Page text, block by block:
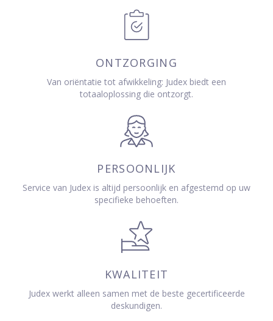
ONTZORGING
Van oriëntatie tot afwikkeling: Judex biedt een
totaaloplossing die ontzorgt.
PERSOONLIJK
Service van Judex is altijd persoonlijk en afgestemd op uw
specifieke behoeften.
KWALITEIT
Judex werkt alleen samen met de beste gecertificeerde
deskundigen.